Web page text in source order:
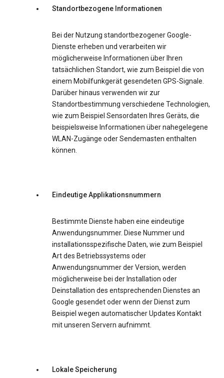
Standortbezogene Informationen
Bei der Nutzung standortbezogener Google-
Dienste erheben und verarbeiten wir
möglicherweise Informationen über Ihren
tatsächlichen Standort, wie zum Beispiel die von
einem Mobilfunkgerät gesendeten GPS-Signale.
Darüber hinaus verwenden wir zur
Standortbestimmung verschiedene Technologien,
wie zum Beispiel Sensordaten Ihres Geräts, die
beispielsweise Informationen über nahegelegene
WLAN-Zugänge oder Sendemasten enthalten
können.
Eindeutige Applikationsnummern
Bestimmte Dienste haben eine eindeutige
Anwendungsnummer. Diese Nummer und
installationsspezifische Daten, wie zum Beispiel
Art des Betriebssystems oder
Anwendungsnummer der Version, werden
möglicherweise bei der Installation oder
Deinstallation des entsprechenden Dienstes an
Google gesendet oder wenn der Dienst zum
Beispiel wegen automatischer Updates Kontakt
mit unseren Servern aufnimmt.
Lokale Speicherung